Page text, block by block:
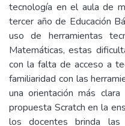
tecnología en el aula de
tercer año de Educación
uso de herramientas
Matemáticas, estas
con la falta de acceso a
familiaridad con las
una orientación más
propuesta Scratch en la
los docentes brinda las